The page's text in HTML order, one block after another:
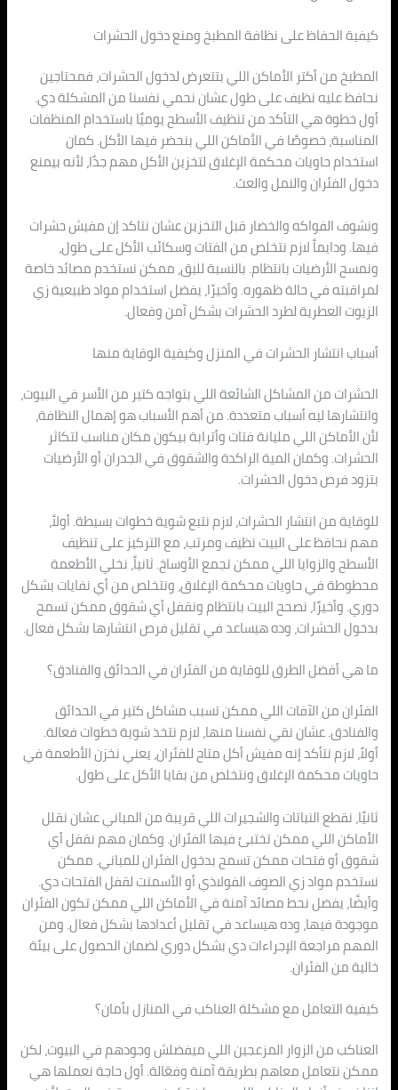
كيفية الحفاظ على نظافة المطبخ ومنع دخول الحشرات
المطبخ من أكتر الأماكن اللي بتتعرض لدخول الحشرات، فمحتاجين
نحافظ عليه نظيف على طول عشان نحمي نفسنا من المشكلة دي.
أول خطوة هي التأكد من تنظيف الأسطح يوميًا باستخدام المنظفات
المناسبة، خصوصًا في الأماكن اللي بنحضر فيها الأكل. كمان
استخدام حاويات محكمة الإغلاق لتخزين الأكل مهم جدًا، لأنه بيمنع
دخول الفئران والنمل والعث.
ونشوف الفواكه والخضار قبل التخزين عشان نتاكد إن مفيش حشرات
فيها. ودايماً لازم نتخلص من الفتات وسكائب الأكل على طول،
ونمسح الأرضيات بانتظام. بالنسبة للبق، ممكن نستخدم مصائد خاصة
لمراقبته في حالة ظهوره. وأخيرًا، يفضل استخدام مواد طبيعية زي
الزيوت العطرية لطرد الحشرات بشكل آمن وفعال.
أسباب انتشار الحشرات في المنزل وكيفية الوقاية منها
الحشرات من المشاكل الشائعة اللي بتواجه كتير من الأسر في البيوت،
وانتشارها ليه أسباب متعددة. من أهم الأسباب هو إهمال النظافة،
لأن الأماكن اللي مليانة فتات وأترابة بيكون مكان مناسب لتكاثر
الحشرات. وكمان المية الراكدة والشقوق في الجدران أو الأرضيات
بتزود فرص دخول الحشرات.
للوقاية من انتشار الحشرات، لازم نتبع شوية خطوات بسيطة. أولاً،
مهم نحافظ على البيت نظيف ومرتب، مع التركيز على تنظيف
الأسطح والزوايا اللي ممكن تجمع الأوساخ. ثانياً، نخلي الأطعمة
محطوطة في حاويات محكمة الإغلاق، ونتخلص من أي نفايات بشكل
دوري. وأخيرًا، نصحح البيت بانتظام ونقفل أي شقوق ممكن تسمح
بدخول الحشرات، وده هيساعد في تقليل فرص انتشارها بشكل فعال.
ما هي أفضل الطرق للوقاية من الفئران في الحدائق والفنادق؟
الفئران من الآفات اللي ممكن تسبب مشاكل كتير في الحدائق
والفنادق. عشان نقي نفسنا منها، لازم نتخذ شوية خطوات فعالة.
أولاً، لازم نتأكد إنه مفيش أكل متاح للفئران، يعني نخزن الأطعمة في
حاويات محكمة الإغلاق ونتخلص من بقايا الأكل على طول.
ثانيًا، نقطع النباتات والشجيرات اللي قريبة من المباني عشان نقلل
الأماكن اللي ممكن تختبئ فيها الفئران. وكمان مهم نقفل أي
شقوق أو فتحات ممكن تسمح بدخول الفئران للمباني. ممكن
نستخدم مواد زي الصوف الفولاذي أو الأسمنت لقفل الفتحات دي.
وأيضًا، يفضل نحط مصائد آمنة في الأماكن اللي ممكن تكون الفئران
موجودة فيها، وده هيساعد في تقليل أعدادها بشكل فعال. ومن
المهم مراجعة الإجراءات دي بشكل دوري لضمان الحصول على بيئة
خالية من الفئران.
كيفية التعامل مع مشكلة العناكب في المنازل بأمان؟
العناكب من الزوار المزعجين اللي ميفضلش وجودهم في البيوت، لكن
ممكن نتعامل معاهم بطريقة آمنة وفعّالة. أول حاجة نعملها هي